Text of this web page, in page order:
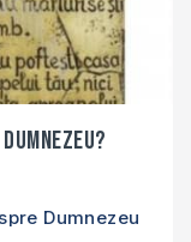
Dumnezeu